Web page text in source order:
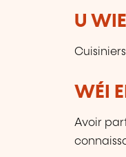
U
WÉI
Avoir